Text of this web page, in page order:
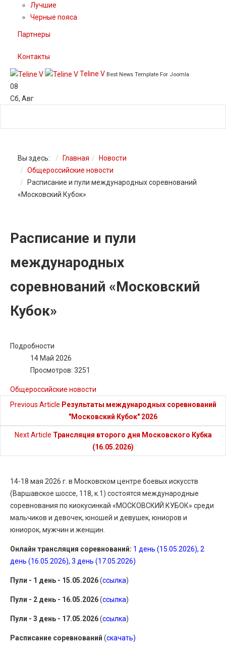
Лучшие
Черные пояса
Партнеры
Контакты
Teline V Best News Template For Joomla
08
Сб, Авг
Вы здесь: Главная
Новости
Общероссийские новости
Расписание и пули международных соревнований
«Московский Кубок»
Расписание и пули
международных
соревнований «Московский
Кубок»
Подробности
14 Май 2026
Просмотров: 3251
Общероссийские новости
Previous Article Результаты международных соревнований
"Московский Кубок" 2026
Next Article Трансляция второго дня Московского Кубка
(16.05.2026)
14-18 мая 2026 г. в Московском центре боевых искусств
(Варшавское шоссе, 118, к.1) состоятся международные
соревнования по киокусинкай «МОСКОВСКИЙ КУБОК» среди
мальчиков и девочек, юношей и девушек, юниоров и
юниорок, мужчин и женщин.
Онлайн трансляция соревнований: 1 день (15.05.2026), 2
день (16.05.2026), 3 день (17.05.2026)
Пули - 1 день - 15.05.2026(ссылка)
Пули - 2 день - 16.05.2026(ссылка)
Пули - 3 день - 17.05.2026(ссылка)
Расписание соревнований (скачать)